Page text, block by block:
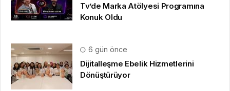
Tv’de Marka Atölyesi Programına
Konuk Oldu
6 gün önce
Dijitalleşme Ebelik Hizmetlerini
Dönüştürüyor